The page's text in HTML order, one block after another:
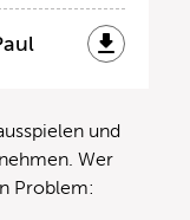
und
Wer
Problem: